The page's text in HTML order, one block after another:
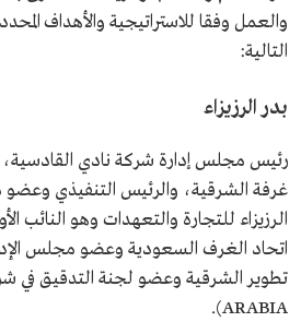
والعمل وفقا للاستراتيجية والأهداف
التالية:
بدر الرزيزاء
رئيس مجلس إدارة شركة نادي
غرفة الشرقية، والرئيس التنفيذي
الرزيزاء للتجارة والتعهدات وهو النائب
اتحاد الغرف السعودية وعضو مجلس
ARABIA).